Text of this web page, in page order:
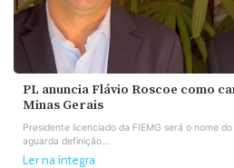
PL anuncia Flávio Roscoe como
Minas Gerais
Presidente licenciado da FIEMG será o nome
aguarda definição...
Ler na íntegra